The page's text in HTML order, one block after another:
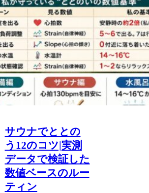
サウナでととの
う12のコツ|実測
データで検証した
数値ベースのルー
ティン